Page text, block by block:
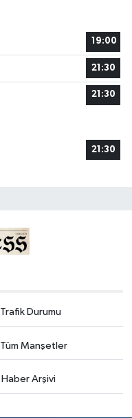
19:00
21:30
21:30
21:30
Trafik Durumu
Tüm Manşetler
Haber Arşivi